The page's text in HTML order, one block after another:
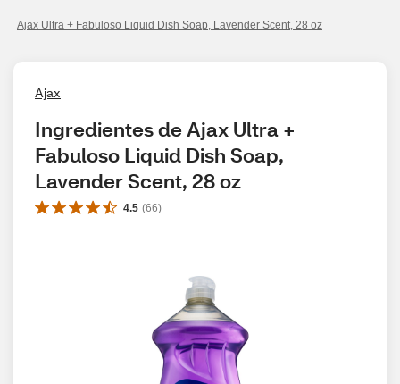
Ajax Ultra + Fabuloso Liquid Dish Soap, Lavender Scent, 28 oz
Ajax
Ingredientes de Ajax Ultra +
Fabuloso Liquid Dish Soap,
Lavender Scent, 28 oz
4.5 (66)